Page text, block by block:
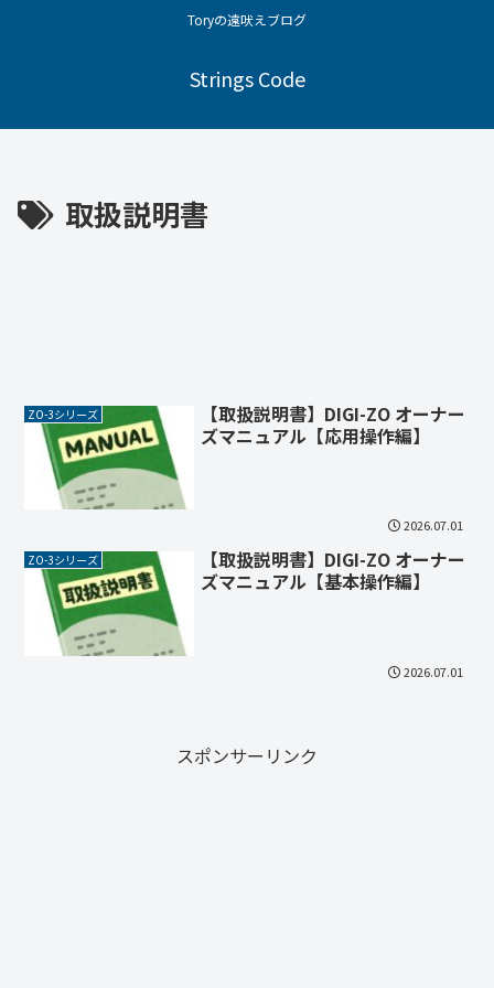
Toryの遠吠えブログ
Strings Code
取扱説明書
ZO-3シリーズ
【取扱説明書】DIGI-ZO オーナー
ズマニュアル【応用操作編】
2026.07.01
ZO-3シリーズ
【取扱説明書】DIGI-ZO オーナー
ズマニュアル【基本操作編】
2026.07.01
スポンサーリンク